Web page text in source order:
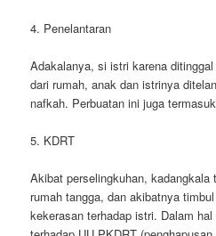
4. Penelantaran
Adakalanya, si istri karena
dari rumah, anak dan istrinya
nafkah. Perbuatan ini juga
5. KDRT
Akibat perselingkuhan, kadangkala
rumah tangga, dan akibatnya
kekerasan terhadap istri. Dalam